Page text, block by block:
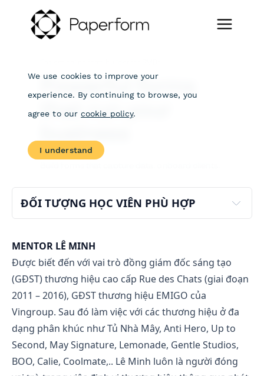
ĐỐI TƯỢNG HỌC VIÊN PHÙ HỢP
Các bạn thuộc bộ phận truyền thông thương hiệu
Các bạn kinh doanh sàn muốn phát triển thương
hiệu
Các bạn chủ shop đang không kiểm soát được hệ
thống hình ảnh
Các bạn producer sản xuất và tư vấn hình ảnh
cho thương hiệu
MENTOR LÊ MINH
Được biết đến với vai trò đồng giám đốc sáng tạo
(GĐST) thương hiệu cao cấp Rue des Chats (giai đoạn
2011 – 2016), GĐST thương hiệu EMIGO của
Vingroup. Sau đó làm việc với các thương hiệu ở đa
dạng phân khúc như Tủ Nhà Mây, Anti Hero, Up to
Second, May Signature, Lemonade, Gentle Studios,
BOO, Calie, Coolmate,.. Lê Minh luôn là người đóng